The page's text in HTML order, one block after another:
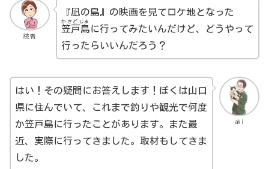
読者
『凪の島』の映画を見てロケ地となった
笠戸島
かさどじま
に行ってみたいんだけど、どうやって
行ったらいいんだろう？
aki
はい！その疑問にお答えします！ぼくは山口
県に住んでいて、これまで釣りや観光で何度
か笠戸島に行ったことがあります。また最
近、実際に行ってきました。取材もしてきま
した。